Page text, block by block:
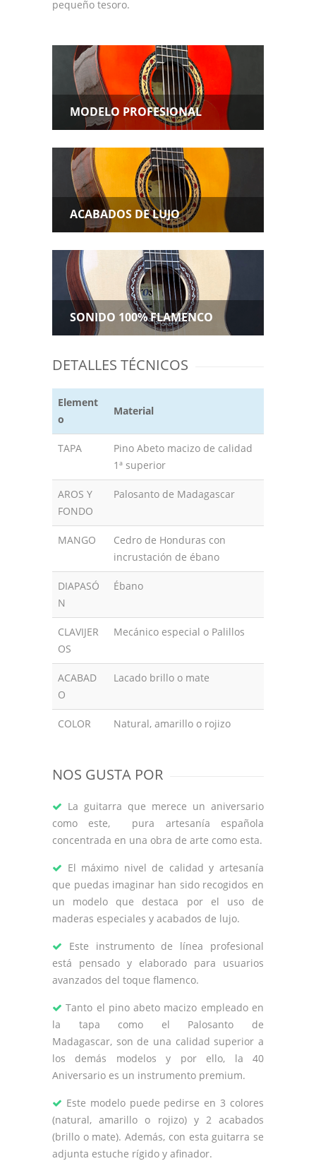
pequeño tesoro.
MODELO PROFESIONAL
ACABADOS DE LUJO
SONIDO 100% FLAMENCO
DETALLES TÉCNICOS
Element
o
Material
TAPA
Pino Abeto macizo de calidad
1ª superior
AROS Y
FONDO
Palosanto de Madagascar
MANGO
Cedro de Honduras con
incrustación de ébano
DIAPASÓ
N
Ébano
CLAVIJER
OS
Mecánico especial o Palillos
ACABAD
O
Lacado brillo o mate
COLOR Natural, amarillo o rojizo
NOS GUSTA POR
La guitarra que merece un aniversario
como este, pura artesanía española
concentrada en una obra de arte como esta.
El máximo nivel de calidad y artesanía
que puedas imaginar han sido recogidos en
un modelo que destaca por el uso de
maderas especiales y acabados de lujo.
Este instrumento de línea profesional
está pensado y elaborado para usuarios
avanzados del toque flamenco.
Tanto el pino abeto macizo empleado en
la tapa como el Palosanto de
Madagascar, son de una calidad superior a
los demás modelos y por ello, la 40
Aniversario es un instrumento premium.
Este modelo puede pedirse en 3 colores
(natural, amarillo o rojizo) y 2 acabados
(brillo o mate). Además, con esta guitarra se
adjunta estuche rígido y afinador.